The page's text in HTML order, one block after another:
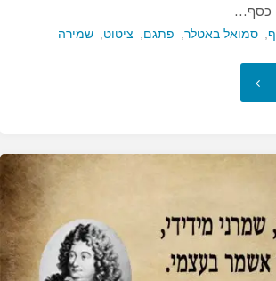
כסף…
, סמואל באטלר, פתגם, ציטוט, שמירה
"חברות
כמו